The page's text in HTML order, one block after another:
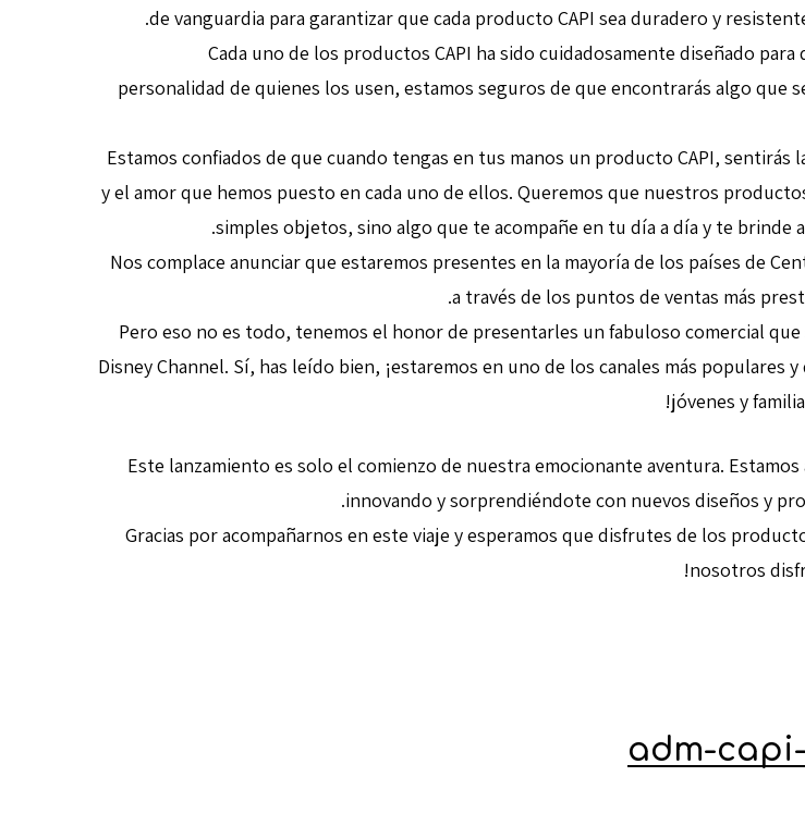
de vanguardia para garantizar que cada producto CAPI sea duradero y
Cada uno de los productos CAPI ha sido cuidadosamente diseñado para
personalidad de quienes los usen, estamos seguros de que encontrarás algo que
Estamos confiados de que cuando tengas en tus manos un producto CAPI, sentirás
y el amor que hemos puesto en cada uno de ellos. Queremos que nuestros
simples objetos, sino algo que te acompañe en tu día a día y te brinde
Nos complace anunciar que estaremos presentes en la mayoría de los países de
a través de los puntos de ventas más
Pero eso no es todo, tenemos el honor de presentarles un fabuloso comercial
Disney Channel. Sí, has leído bien, ¡estaremos en uno de los canales más populares
jóvenes y
Este lanzamiento es solo el comienzo de nuestra emocionante aventura.
innovando y sorprendiéndote con nuevos diseños y
¡Gracias por acompañarnos en este viaje y esperamos que disfrutes de los
nosotros
adm-